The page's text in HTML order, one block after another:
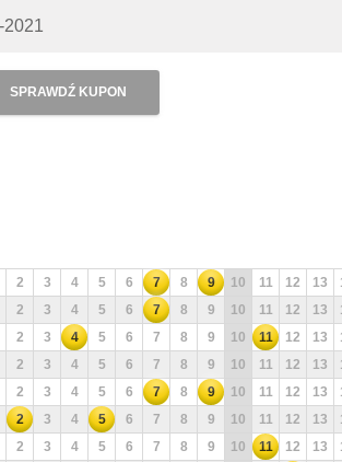
2021
SPRAWDŹ KUPON
2 3 4 5 6 7 8 9 10 11 12 13
2 3 4 5 6 7 8 9 10 11 12 13
2 3 4 5 6 7 8 9 10 11 12 13
2 3 4 5 6 7 8 9 10 11 12 13
2 3 4 5 6 7 8 9 10 11 12 13
2 3 4 5 6 7 8 9 10 11 12 13
2 3 4 5 6 7 8 9 10 11 12 13